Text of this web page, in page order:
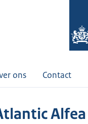
ons Contact